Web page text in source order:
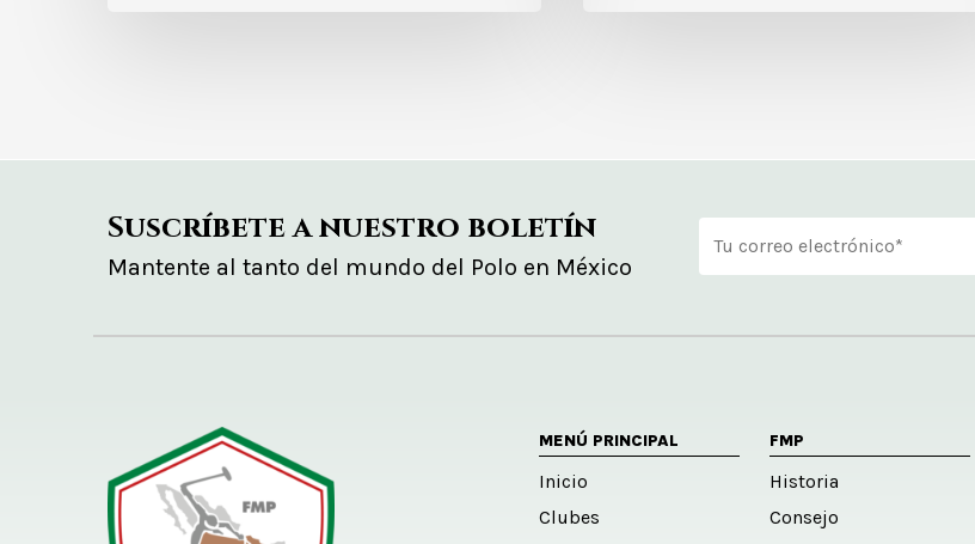
Suscríbete a nuestro boletín
Mantente al tanto del mundo del Polo en México
MENÚ PRINCIPAL
Inicio
Clubes
FMP
Historia
Consejo